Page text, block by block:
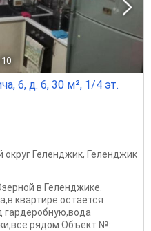
6, д. 6, 30 м², 1/4 эт.
округ Геленджик, Геленджик
в Геленджике.
квартире остается
гардеробную,вода
рядом Oбъект №: